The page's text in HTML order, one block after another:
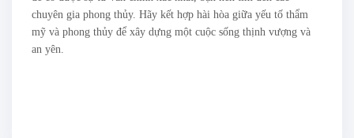
chuyên gia phong thủy. Hãy kết hợp hài hòa giữa yếu tố thẩm
mỹ và phong thủy để xây dựng một cuộc sống thịnh vượng và
an yên.